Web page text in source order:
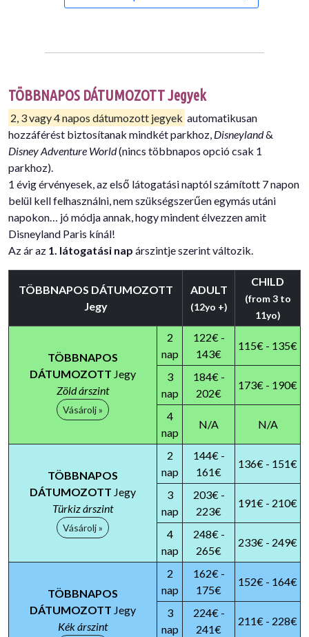
TÖBBNAPOS DÁTUMOZOTT Jegyek
2, 3 vagy 4 napos dátumozott jegyek automatikusan
hozzáférést biztosítanak mindkét parkhoz, Disneyland&
Disney Adventure World(nincs többnapos opció csak 1
parkhoz).
1 évig érvényesek, az első látogatási naptól számított 7 napon
belül kell felhasználni, nem szükségszerűen egymás utáni
napokon… jó módja annak, hogy mindent élvezzen amit
Disneyland Paris kínál!
Az ár az 1. látogatási nap árszintje szerint változik.
TÖBBNAPOS DÁTUMOZOTT
Jegy
ADULT
(12yo +)
CHILD
(from 3 to
11yo)
TÖBBNAPOS
DÁTUMOZOTT Jegy
Zöld árszint
Vásárolj »
2
nap
122€ -
143€
115€ - 135€
3
nap
184€ -
202€
173€ - 190€
4
nap
N/A N/A
TÖBBNAPOS
DÁTUMOZOTT Jegy
Türkiz árszint
Vásárolj »
2
nap
144€ -
161€
136€ - 151€
3
nap
203€ -
223€
191€ - 210€
4
nap
248€ -
265€
233€ - 249€
TÖBBNAPOS
DÁTUMOZOTT Jegy
Kék árszint
2
nap
162€ -
175€
152€ - 164€
3
nap
224€ -
241€
211€ - 228€